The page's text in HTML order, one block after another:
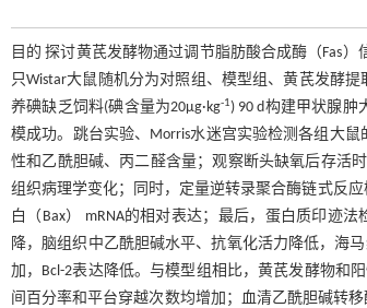
目的 探讨黄芪发酵物通过调节脂肪酸合成酶（Fas
只Wistar大鼠随机分为对照组、模型组、黄芪发酵提
养碘缺乏饲料(碘含量为20μg·kg-1) 90 d构建甲状腺
模成功。跳台实验、Morris水迷宫实验检测各组大
性和乙酰胆碱、丙二醛含量；观察断头缺氧后存活
组织病理学变化；同时，定量逆转录聚合酶链式反应
白（Bax） mRNA的相对表达；最后，蛋白质印迹
降，脑组织中乙酰胆碱水平、抗氧化活力降低，海
加，Bcl-2表达降低。与模型组相比，黄芪发酵物和
间百分率和平台穿越次数均增加；血清乙酰胆碱转